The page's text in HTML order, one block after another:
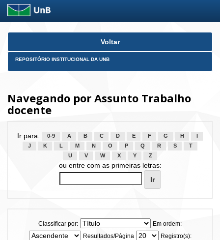
Skip
Voltar
REPOSITÓRIO INSTITUCIONAL DA UNB
Navegando por Assunto Trabalho
docente
Ir para: 0-9 A B C D E F G H
J
K L M N O P Q R S
T
U
V W X Y Z
ou entre com as primeiras letras:
Classificar por:
Em ordem:
Resultados/Página
Registro(s):